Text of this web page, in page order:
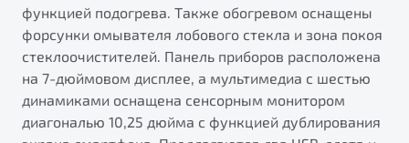
функцией подогрева. Также обогревом оснащены
форсунки омывателя лобового стекла и зона покоя
стеклоочистителей. Панель приборов расположена
на 7-дюймовом дисплее, а мультимедиа с шестью
динамиками оснащена сенсорным монитором
диагональю 10,25 дюйма с функцией дублирования